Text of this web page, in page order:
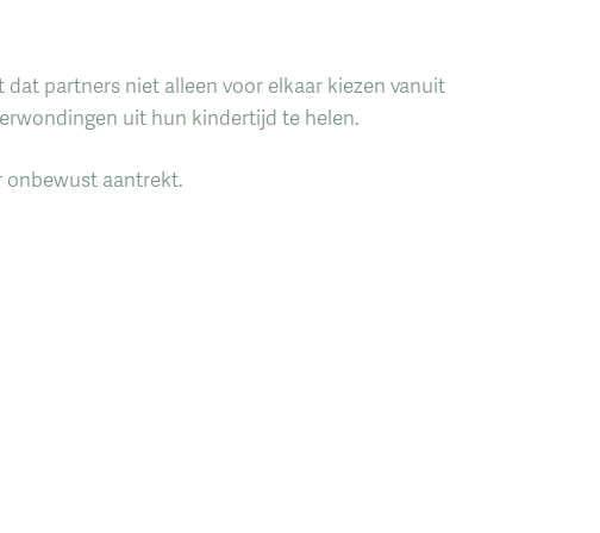
partners niet alleen voor elkaar kiezen vanuit
uit hun kindertijd te helen.
onbewust aantrekt.